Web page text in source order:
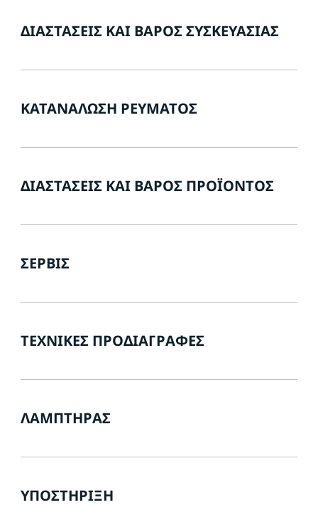
ΔΙΑΣΤΆΣΕΙΣ ΚΑΙ ΒΆΡΟΣ ΣΥΣΚΕΥΑΣΊΑΣ
ΚΑΤΑΝΆΛΩΣΗ ΡΕΎΜΑΤΟΣ
ΔΙΑΣΤΆΣΕΙΣ ΚΑΙ ΒΆΡΟΣ ΠΡΟΪΌΝΤΟΣ
ΣΈΡΒΙΣ
ΤΕΧΝΙΚΈΣ ΠΡΟΔΙΑΓΡΑΦΈΣ
ΛΑΜΠΤΉΡΑΣ
ΥΠΟΣΤΉΡΙΞΗ